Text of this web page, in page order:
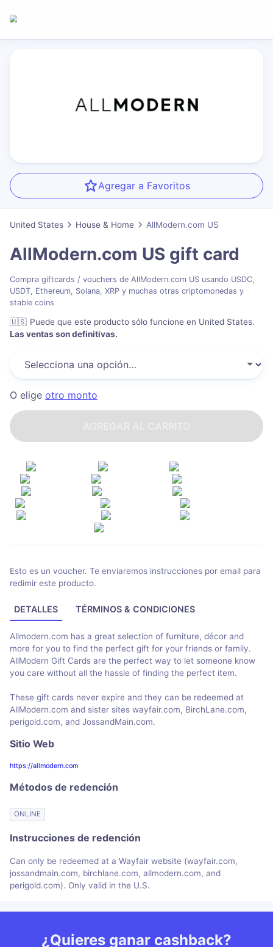
Agregar a Favoritos
United States House & Home AllModern.com US
AllModern.com US gift card
Compra giftcards / vouchers de AllModern.com US usando USDC,
USDT, Ethereum, Solana, XRP y muchas otras criptomonedas y
stable coins
🇺🇸 Puede que este producto sólo funcione en United States.
Las ventas son definitivas.
O elige otro monto
Esto es un voucher. Te enviaremos instrucciones por email para
redimir este producto.
DETALLES TÉRMINOS & CONDICIONES
Allmodern.com has a great selection of furniture, décor and
more for you to find the perfect gift for your friends or family.
AllModern Gift Cards are the perfect way to let someone know
you care without all the hassle of finding the perfect item.
These gift cards never expire and they can be redeemed at
AllModern.com and sister sites wayfair.com, BirchLane.com,
perigold.com, and JossandMain.com.
Sitio Web
https://allmodern.com
Métodos de redención
ONLINE
Instrucciones de redención
Can only be redeemed at a Wayfair website (wayfair.com,
jossandmain.com, birchlane.com, allmodern.com, and
perigold.com). Only valid in the U.S.
¿Quieres ganar cashback?